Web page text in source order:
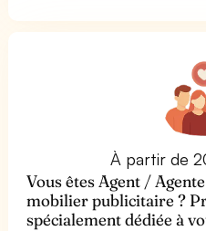
À partir de
Vous êtes Agent /
mobilier publicitaire ?
spécialement dédiée à